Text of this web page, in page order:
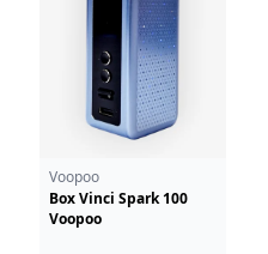
Voopoo
Box Vinci Spark 100
Voopoo